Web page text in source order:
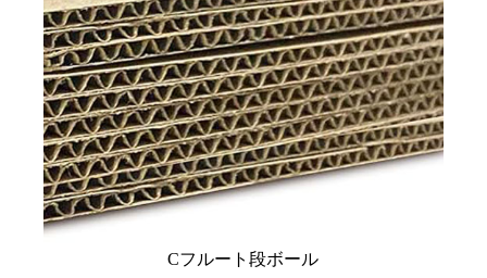
Cフルート段ボール